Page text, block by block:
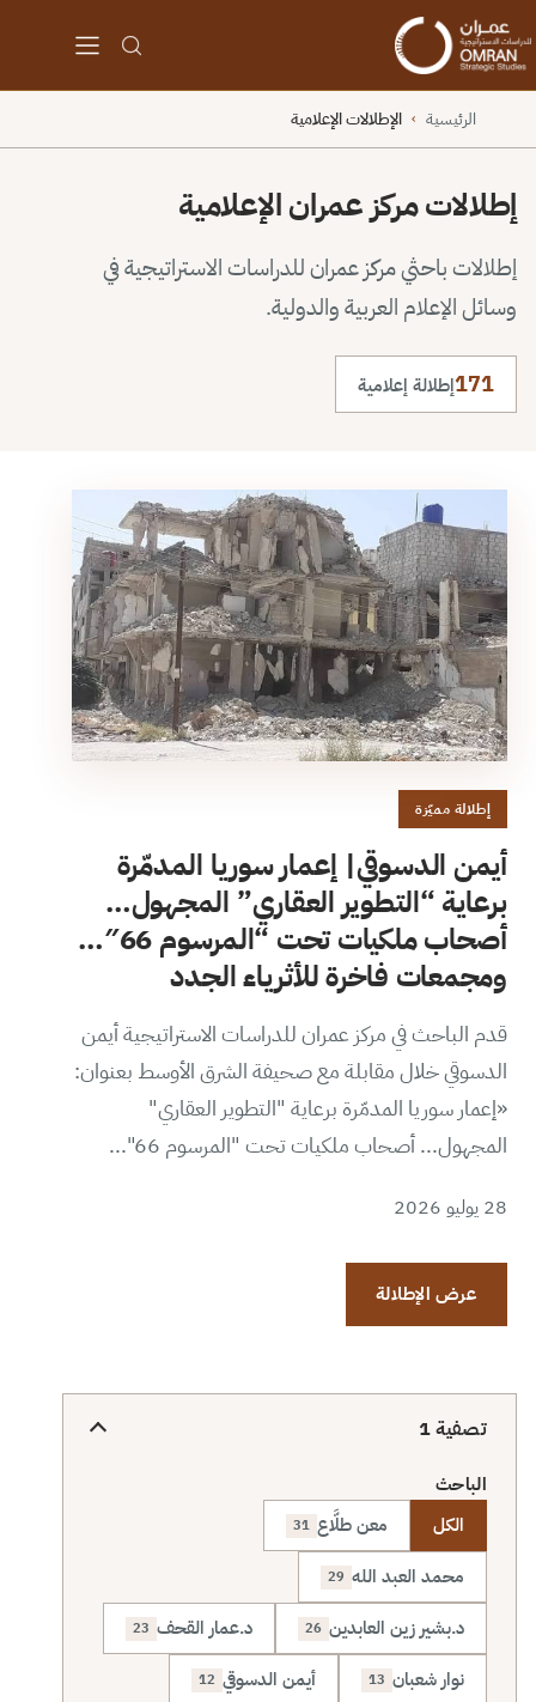
الرئيسية › الإطلالات الإعلامية
إطلالات مركز عمران الإعلامية
إطلالات باحثي مركز عمران للدراسات الاستراتيجية في
وسائل الإعلام العربية والدولية.
171إطلالة إعلامية
إطلالة مميّزة
أيمن الدسوقي| إعمار سوريا المدمّرة
برعاية “التطوير العقاري” المجهول…
أصحاب ملكيات تحت “المرسوم 66″…
ومجمعات فاخرة للأثرياء الجدد
قدم الباحث في مركز عمران للدراسات الاستراتيجية أيمن
الدسوقي خلال مقابلة مع صحيفة الشرق الأوسط بعنوان:
«إعمار سوريا المدمّرة برعاية "التطوير العقاري"
المجهول... أصحاب ملكيات تحت "المرسوم 66"...
28 يوليو 2026
عرض الإطلالة
تصفية1
الباحث
الكل
معن طلَّاع 31
محمد العبد الله 29
د.بشير زين العابدين 26 د.عمار القحف 23
نوار شعبان 13 أيمن الدسوقي 12